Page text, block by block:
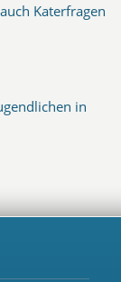
Katerfragen
in